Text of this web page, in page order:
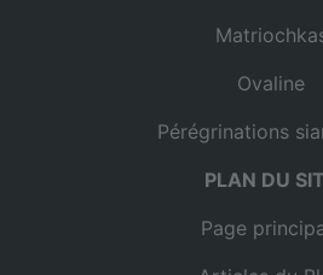
Ovaline
Pérégrinations
PLAN DU
Page